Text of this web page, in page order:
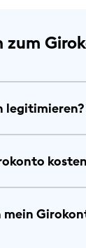
zum
legitimieren?
mein